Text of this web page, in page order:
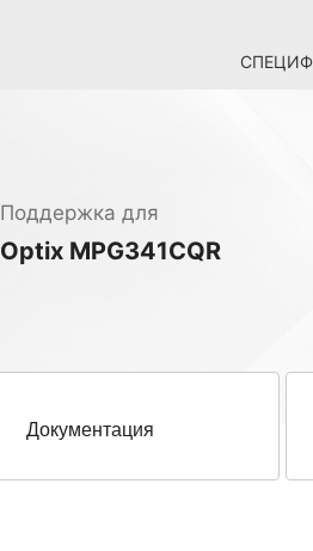
Поддержка для
Optix MPG341CQR
Документация